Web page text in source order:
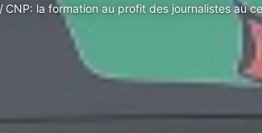
/ CNP: la formation au profit des journalistes au